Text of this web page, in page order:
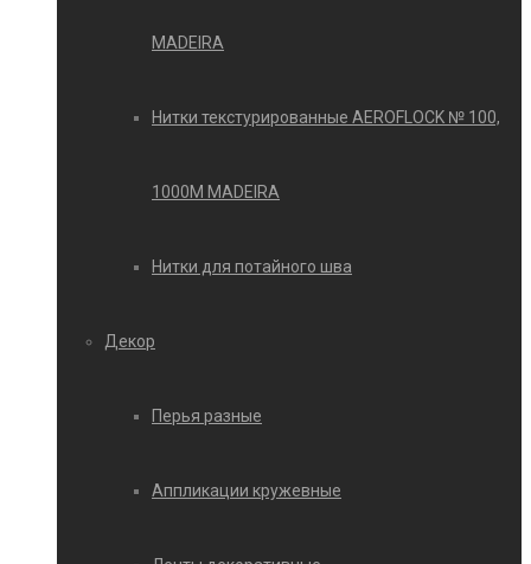
MADEIRA
Нитки текстурированные AEROFLOCK № 100,
1000М MADEIRA
Нитки для потайного шва
Декор
Перья разные
Аппликации кружевные